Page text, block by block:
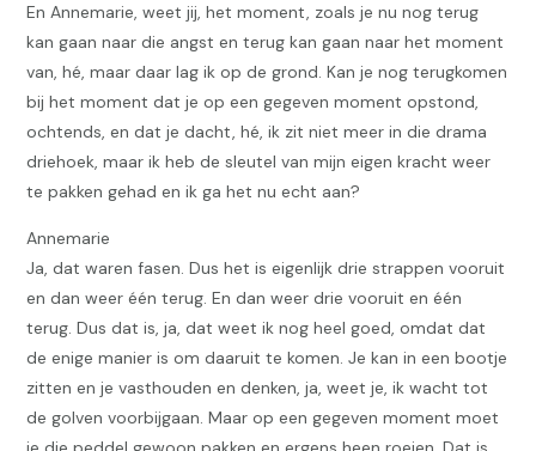
En Annemarie, weet jij, het moment, zoals je nu nog terug
kan gaan naar die angst en terug kan gaan naar het moment
van, hé, maar daar lag ik op de grond. Kan je nog terugkomen
bij het moment dat je op een gegeven moment opstond,
ochtends, en dat je dacht, hé, ik zit niet meer in die drama
driehoek, maar ik heb de sleutel van mijn eigen kracht weer
te pakken gehad en ik ga het nu echt aan?
Annemarie
Ja, dat waren fasen. Dus het is eigenlijk drie strappen vooruit
en dan weer één terug. En dan weer drie vooruit en één
terug. Dus dat is, ja, dat weet ik nog heel goed, omdat dat
de enige manier is om daaruit te komen. Je kan in een bootje
zitten en je vasthouden en denken, ja, weet je, ik wacht tot
de golven voorbijgaan. Maar op een gegeven moment moet